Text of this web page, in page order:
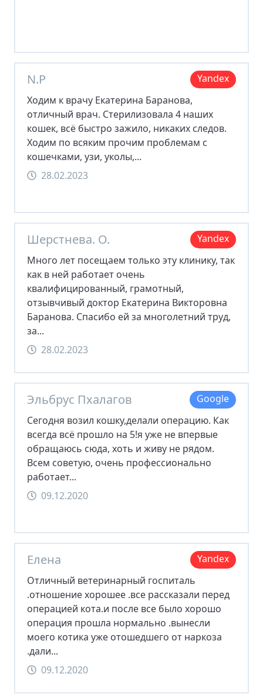
N.P
Yandex
Ходим к врачу Екатерина Баранова,
отличный врач. Стерилизовала 4 наших
кошек, всё быстро зажило, никаких следов.
Ходим по всяким прочим проблемам с
кошечками, узи, уколы,...
28.02.2023
Шерстнева. О.
Yandex
Много лет посещаем только эту клинику, так
как в ней работает очень
квалифицированный, грамотный,
отзывчивый доктор Екатерина Викторовна
Баранова. Спасибо ей за многолетний труд,
за...
28.02.2023
Эльбрус Пхалагов
Google
Сегодня возил кошку,делали операцию. Как
всегда всё прошло на 5!я уже не впервые
обращаюсь сюда, хоть и живу не рядом.
Всем советую, очень профессионально
работает...
09.12.2020
Елена
Yandex
Отличный ветеринарный госпиталь
.отношение хорошее .все рассказали перед
операцией кота.и после все было хорошо
операция прошла нормально .вынесли
моего котика уже отошедшего от наркоза
.дали...
09.12.2020